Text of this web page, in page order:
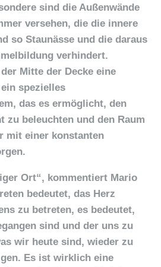
sind die Außenwände
versehen, die die innere
so Staunässe und die daraus
verhindert.
Mitte der Decke eine
spezielles
das es ermöglicht, den
zu beleuchten und den Raum
mit einer konstanten
Ort“, kommentiert Mario
bedeutet, das Herz
zu betreten, es bedeutet,
sind und der uns zu
wir heute sind, wieder zu
Es ist wirklich eine